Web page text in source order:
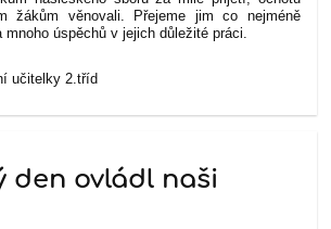
žákům věnovali. Přejeme jim co nejméně
úspěchů v jejich důležité práci.
2.tříd
den ovládl naši